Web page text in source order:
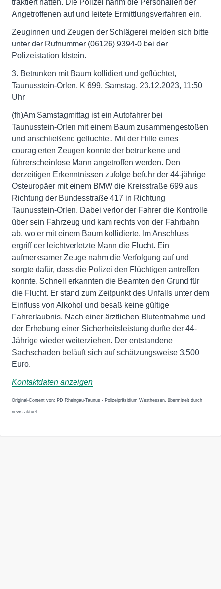
traktiert hatten. Die Polizei nahm die Personalien der
Angetroffenen auf und leitete Ermittlungsverfahren ein.
Zeuginnen und Zeugen der Schlägerei melden sich bitte
unter der Rufnummer (06126) 9394-0 bei der
Polizeistation Idstein.
3. Betrunken mit Baum kollidiert und geflüchtet,
Taunusstein-Orlen, K 699, Samstag, 23.12.2023, 11:50
Uhr
(fh)Am Samstagmittag ist ein Autofahrer bei
Taunusstein-Orlen mit einem Baum zusammengestoßen
und anschließend geflüchtet. Mit der Hilfe eines
couragierten Zeugen konnte der betrunkene und
führerscheinlose Mann angetroffen werden. Den
derzeitigen Erkenntnissen zufolge befuhr der 44-jährige
Osteuropäer mit einem BMW die Kreisstraße 699 aus
Richtung der Bundesstraße 417 in Richtung
Taunusstein-Orlen. Dabei verlor der Fahrer die Kontrolle
über sein Fahrzeug und kam rechts von der Fahrbahn
ab, wo er mit einem Baum kollidierte. Im Anschluss
ergriff der leichtverletzte Mann die Flucht. Ein
aufmerksamer Zeuge nahm die Verfolgung auf und
sorgte dafür, dass die Polizei den Flüchtigen antreffen
konnte. Schnell erkannten die Beamten den Grund für
die Flucht. Er stand zum Zeitpunkt des Unfalls unter dem
Einfluss von Alkohol und besaß keine gültige
Fahrerlaubnis. Nach einer ärztlichen Blutentnahme und
der Erhebung einer Sicherheitsleistung durfte der 44-
Jährige wieder weiterziehen. Der entstandene
Sachschaden beläuft sich auf schätzungsweise 3.500
Euro.
Kontaktdaten anzeigen
Original-Content von: PD Rheingau-Taunus - Polizeipräsidium Westhessen, übermittelt durch
news aktuell